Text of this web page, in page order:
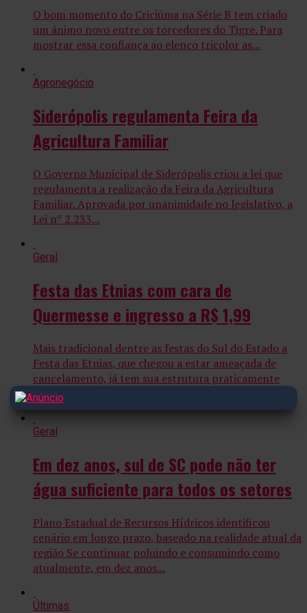
O bom momento do Criciúma na Série B tem criado
um ânimo novo entre os torcedores do Tigre. Para
mostrar essa confiança ao elenco tricolor as...
Agronegócio
Siderópolis regulamenta Feira da
Agricultura Familiar
O Governo Municipal de Siderópolis criou a lei que
regulamenta a realização da Feira da Agricultura
Familiar. Aprovada por unanimidade no legislativo, a
Lei nº 2.233...
Geral
Festa das Etnias com cara de
Quermesse e ingresso a R$ 1,99
Mais tradicional dentre as festas do Sul do Estado a
Festa das Etnias, que chegou a estar ameaçada de
cancelamento, já tem sua estrutura praticamente
definida....
Geral
Em dez anos, sul de SC pode não ter
água suficiente para todos os setores
Plano Estadual de Recursos Hídricos identificou
cenário em longo prazo, baseado na realidade atual da
região Se continuar poluindo e consumindo como
atualmente, em dez anos...
Últimas